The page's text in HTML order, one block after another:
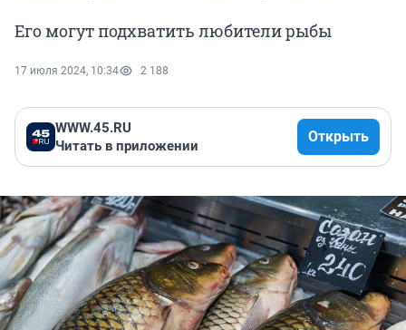
Его могут подхватить любители рыбы
17 июля 2024, 10:34 2 188
WWW.45.RU
Читать в приложении
Открыть